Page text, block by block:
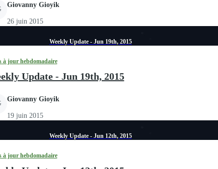
Giovanny Gioyik
26 juin 2015
Weekly Update - Jun 19th, 2015
à jour hebdomadaire
Update - Jun 19th, 2015
Giovanny Gioyik
19 juin 2015
Weekly Update - Jun 12th, 2015
à jour hebdomadaire